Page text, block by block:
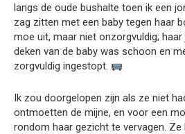
langs de oude bushalte toen ik een
zag zitten met een baby tegen haar
moe uit, maar niet onzorgvuldig;
deken van de baby was schoon en
zorgvuldig ingestopt.
Ik zou doorgelopen zijn als ze niet
ontmoetten de mijne, en voor een
rondom haar gezicht te vervagen. Ze